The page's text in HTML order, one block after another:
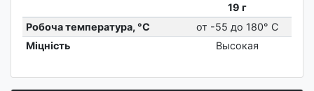
19 г
Робоча температура, °C
от -55 до 180° C
Міцність
Высокая